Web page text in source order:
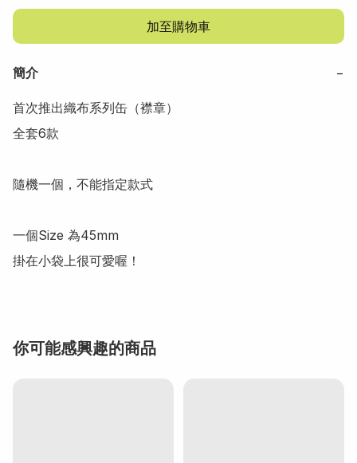
加至購物車
簡介 −
首次推出織布系列缶（襟章）
全套6款
隨機一個，不能指定款式
一個Size 為45mm
你可能感興趣的商品